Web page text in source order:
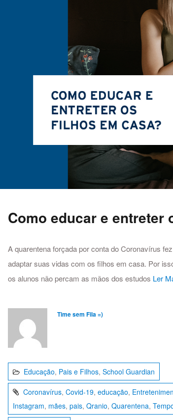
Como educar e entreter
A quarentena forçada por conta do Coronavírus
adaptar suas vidas com os filhos em casa. Por
os alunos não percam as mãos dos estudos Ler
Time sem Fila =)
Educação, Pais e Filhos, School Guardian
Coronavírus, Covid-19, educação,
Instagram, mães, pais, Qranio, Quarentena,